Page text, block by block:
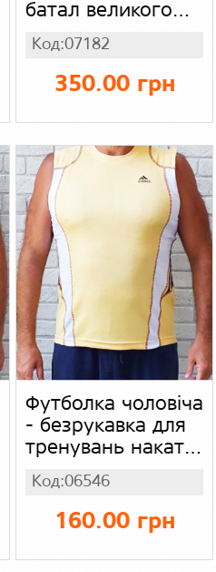
батал великого
розміру для
чоловіків, чоловічі
футболки
крою, колір
жовто-оранжевий
меланж
Код:07182
350.00 грн
Футболка чоловіча
- безрукавка для
тренувань накат
adidas, трикотаж
Код:06546
160.00 грн